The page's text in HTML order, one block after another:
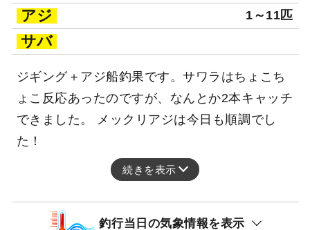
アジ 1～11匹
サバ
ジギング＋アジ船釣果です。サワラはちょこち
ょこ反応あったのですが、なんとか2本キャッチ
できました。 メックリアジは今日も順調でし
た！
続きを表示
釣行当日の気象情報を表示